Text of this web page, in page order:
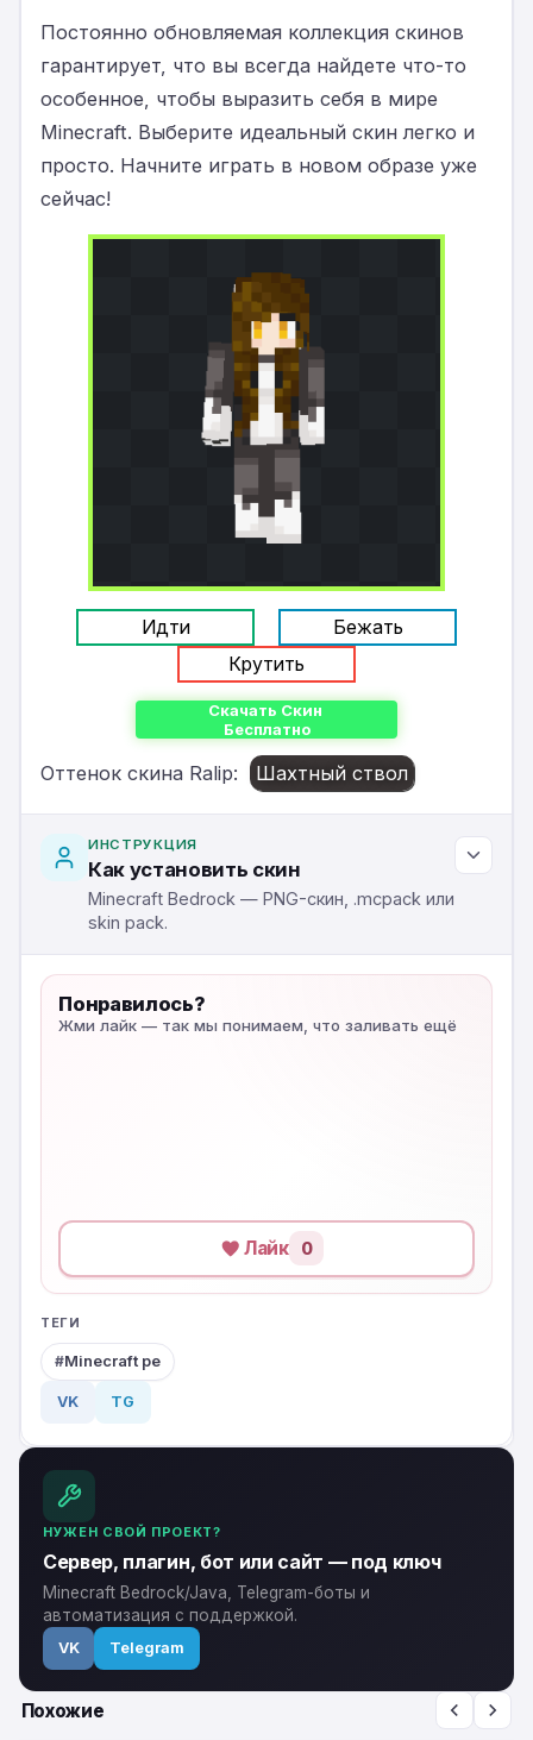
Постоянно обновляемая коллекция скинов
гарантирует, что вы всегда найдете что-то
особенное, чтобы выразить себя в мире
Minecraft. Выберите идеальный скин легко и
просто. Начните играть в новом образе уже
сейчас!
Идти
Бежать
Крутить
Скачать Скин
Бесплатно
Оттенок скина Ralip: Шахтный ствол
ИНСТРУКЦИЯ
Как установить скин
Minecraft Bedrock — PNG-скин, .mcpack или
skin pack.
Понравилось?
Жми лайк — так мы понимаем, что заливать ещё
Лайк 0
ТЕГИ
Minecraft pe
VK TG
НУЖЕН СВОЙ ПРОЕКТ?
Сервер, плагин, бот или сайт — под ключ
Minecraft Bedrock/Java, Telegram-боты и
автоматизация с поддержкой.
VK Telegram
Похожие